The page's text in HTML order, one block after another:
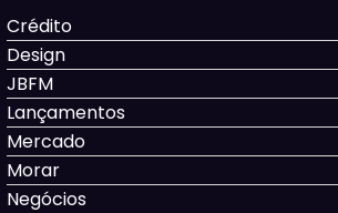
Crédito
Design
JBFM
Lançamentos
Mercado
Morar
Negócios